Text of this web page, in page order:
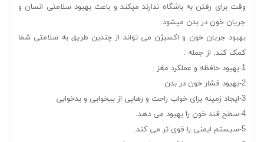
وقت برای رفتن به باشگاه ندارند میکند و باعث بهبود سلامتی انسان و
جریان خون در بدن میشود.
بهبود جریان خون و اکسیژن می تواند از چندین طریق به سلامتی شما
کمک کند, از جمله :
1-بهبود حافظه و عملکرد مغز
2-بهبود فشار خون در بدن
3-ایجاد زمینه برای خواب راحت و رهایی از بیخوابی و بدخوابی
4-سطح قند خون را بهبود می دهد.
5-سیستم ایمنی را قوی تر می کند.